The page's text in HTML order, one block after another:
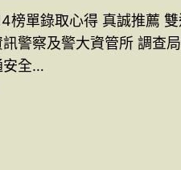
榜單錄取心得 真誠推薦
警察及警大資管所 調查
安全…